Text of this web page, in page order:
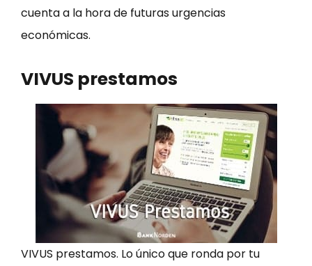
cuenta a la hora de futuras urgencias
económicas.
VIVUS prestamos
VIVUS prestamos. Lo único que ronda por tu